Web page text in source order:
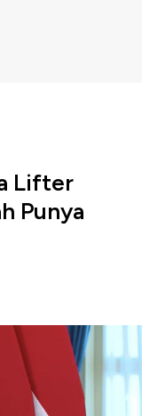
Lifter
Punya